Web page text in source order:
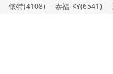
懷特(4108) 泰福-KY(6541)